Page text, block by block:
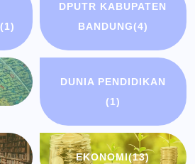
(1)
DPUTR KABUPATEN
BANDUNG(4)
DUNIA PENDIDIKAN
(1)
EKONOMI(13)